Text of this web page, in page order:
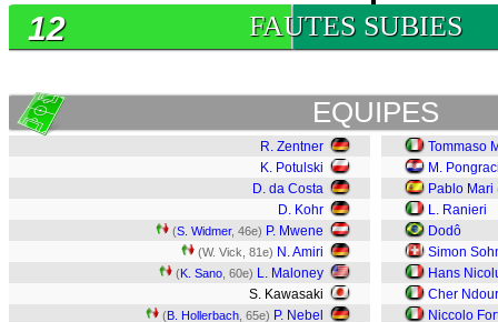
FAUTES SUBIES
12
EQUIPES
R. Zentner
K. Potulski
D. da Costa
D. Kohr
(S. Widmer, 46e) P. Mwene
(W. Vick, 81e) N. Amiri
(K. Sano , 60e) L. Maloney
S. Kawasaki
(B. Hollerbach , 65e) P. Nebel
Tommaso
M.
Pablo Mari
L. Ranieri
Dodô
Simon
Hans
Cher Ndour
Niccolo